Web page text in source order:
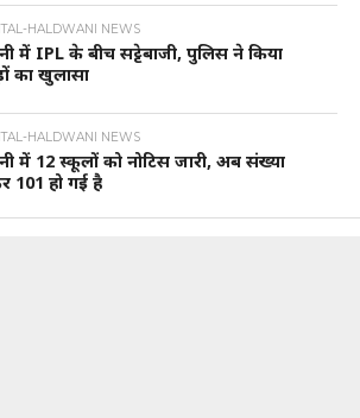
HALDWANI NEWS
में IPL के बीच सट्टेबाजी, पुलिस ने किया
का खुलासा
HALDWANI NEWS
में 12 स्कूलों को नोटिस जारी, अब संख्या
101 हो गई है